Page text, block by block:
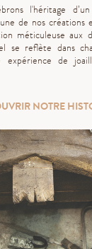
l'héritage
de nos créations
méticuleuse aux
se reflète dans
expérience de
NOTRE